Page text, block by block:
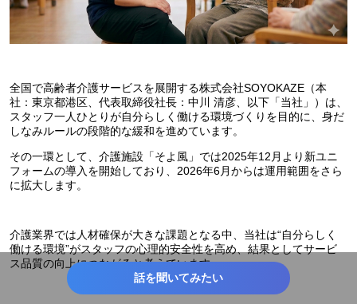
全国で高齢者介護サービスを展開する株式会社SOYOKAZE（本
社：東京都港区、代表取締役社長：中川 清彦、以下「当社」）は、
スタッフ一人ひとりが自分らしく働ける環境づくりを目的に、身だ
しなみルールの段階的な緩和を進めています。
その一環として、介護施設「そよ風」では2025年12月より新ユニ
フォームの導入を開始しており、2026年6月からは運用範囲をさら
に拡大します。
介護業界では人材確保が大きな課題となる中、当社は“自分らしく
働ける環境”がスタッフの心理的安全性を高め、結果としてサービ
ス品質の向上につながると考えています。
話を聞いてみたい